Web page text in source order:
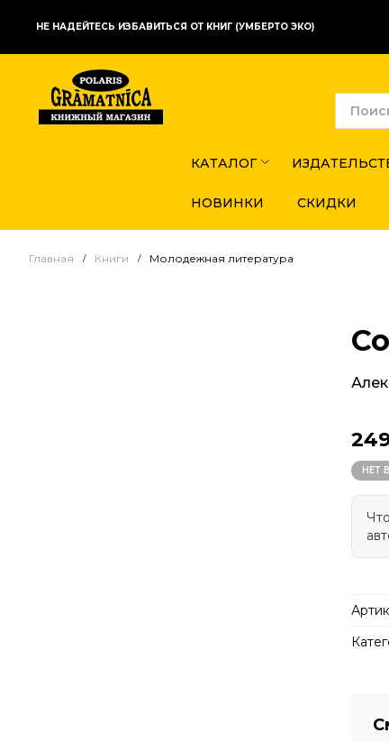
НЕ НАДЕЙТЕСЬ ИЗБАВИТЬСЯ ОТ КНИГ (УМБЕРТО ЭКО)
КАТАЛОГ
НОВИНКИ СКИДКИ
Главная Книги Молодежная литература
НЕТ